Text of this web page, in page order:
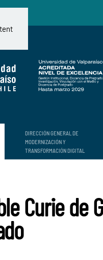
DIRECCIÓN GENERAL DE
MODERNIZACIÓN Y
TRANSFORMACIÓN DIGITAL
Curie de